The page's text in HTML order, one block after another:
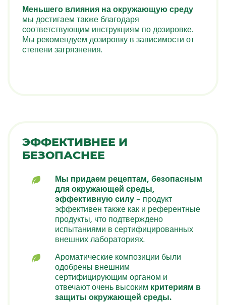
Меньшего влияния на окружающую среду
мы достигаем также благодаря
соответствующим инструкциям по дозировке.
Мы рекомендуем дозировку в зависимости от
степени загрязнения.
ЭФФЕКТИВНЕЕ И
БЕЗОПАСНЕЕ
Мы придаем рецептам, безопасным
для окружающей среды,
эффективную силу– продукт
эффективен также как и референтные
продукты, что подтверждено
испытаниями в сертифицированных
внешних лабораториях.
Ароматические композиции были
одобрены внешним
сертифицирующим органом и
отвечают очень высоким критериям в
защиты окружающей среды.